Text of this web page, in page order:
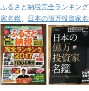
ふるさと納税完全ランキング
家名鑑、 日本の億万投資家